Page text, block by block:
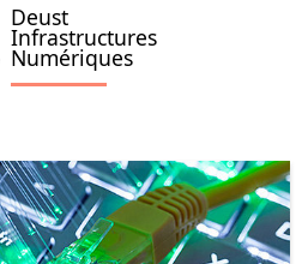
Deust
Infrastructures
Numériques